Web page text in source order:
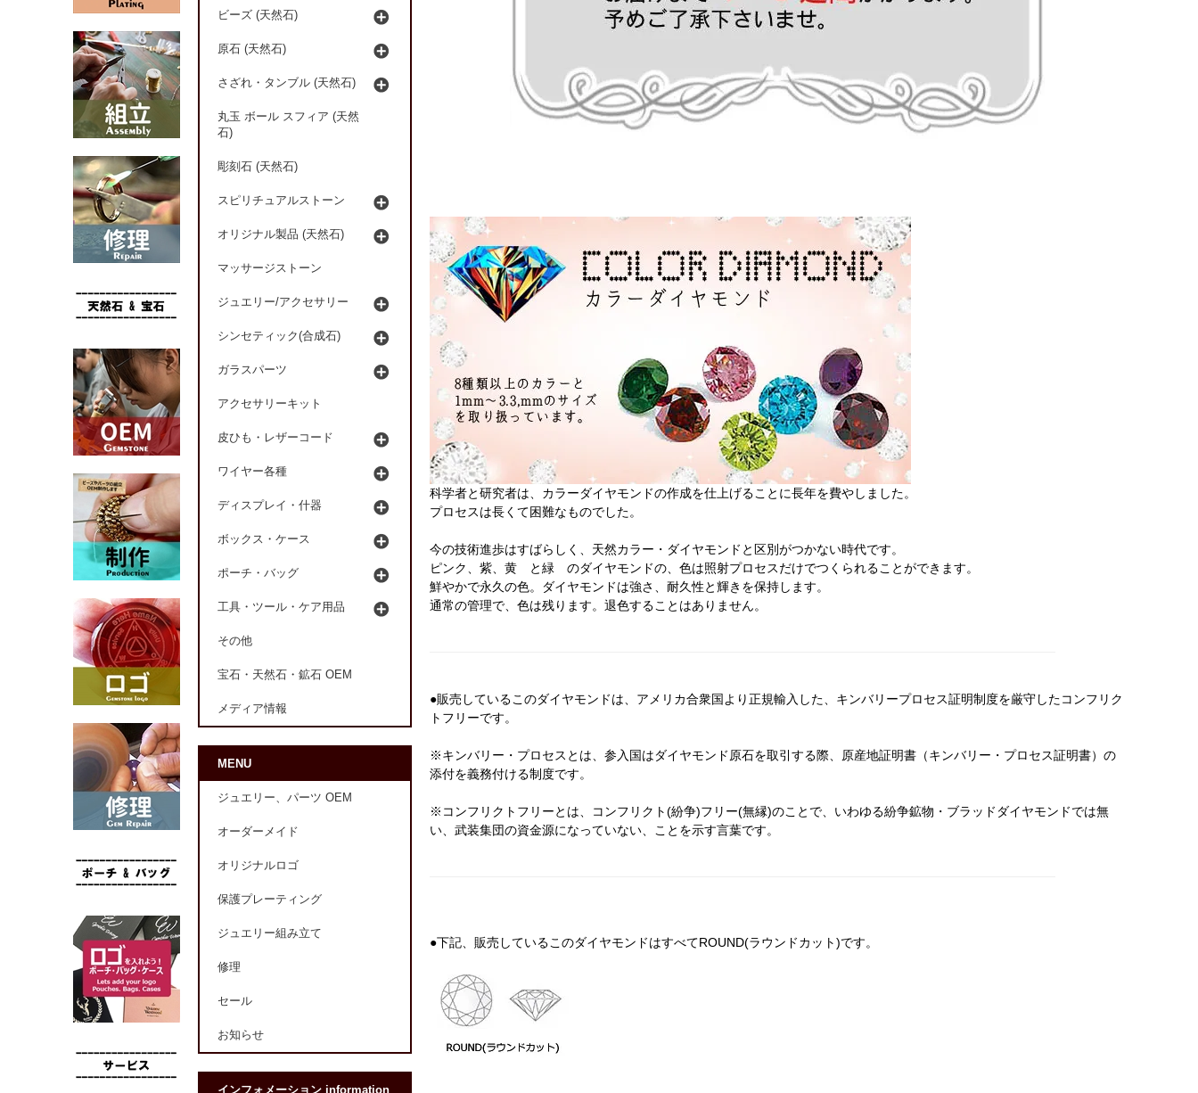
科学者と研究者は、カラーダイヤモンドの作成を仕上げることに長年を費やしました。
プロセスは長くて困難なものでした。
今の技術進歩はすばらしく、天然カラー・ダイヤモンドと区別がつかない時代です。
ピンク、紫、黄 と緑 のダイヤモンドの、色は照射プロセスだけでつくられることができます。
鮮やかで永久の色。ダイヤモンドは強さ、耐久性と輝きを保持します。
通常の管理で、色は残ります。退色することはありません。
●販売しているこのダイヤモンドは、アメリカ合衆国より正規輸入した、キンバリープロセス証明制度を厳守したコンフリク
トフリーです。
※キンバリー・プロセスとは、参入国はダイヤモンド原石を取引する際、原産地証明書（キンバリー・プロセス証明書）の
添付を義務付ける制度です。
※コンフリクトフリーとは、コンフリクト(紛争)フリー(無縁)のことで、いわゆる紛争鉱物・ブラッドダイヤモンドでは無
い、武装集団の資金源になっていない、ことを示す言葉です。
●下記、販売しているこのダイヤモンドはすべてROUND(ラウンドカット)です。
ビーズ (天然石)
原石 (天然石)
さざれ・タンブル (天然石)
丸玉 ボール スフィア (天然
石)
彫刻石 (天然石)
スピリチュアルストーン
オリジナル製品 (天然石)
マッサージストーン
ジュエリー/アクセサリー
シンセティック(合成石)
ガラスパーツ
アクセサリーキット
皮ひも・レザーコード
ワイヤー各種
ディスプレイ・什器
ボックス・ケース
ポーチ・バッグ
工具・ツール・ケア用品
その他
宝石・天然石・鉱石 OEM
メディア情報
MENU
ジュエリー、パーツ OEM
オーダーメイド
オリジナルロゴ
保護プレーティング
ジュエリー組み立て
修理
セール
お知らせ